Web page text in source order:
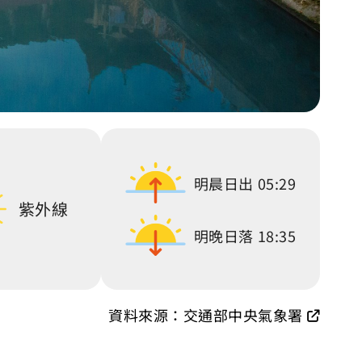
紫外線
明晨日出 05:29
明晚日落 18:35
資料來源：交通部中央氣象署